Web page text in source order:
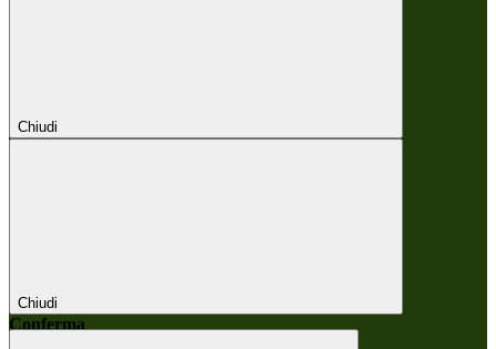
Chiudi
Chiudi
Conferma